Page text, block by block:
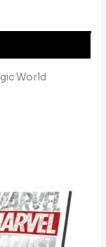
World